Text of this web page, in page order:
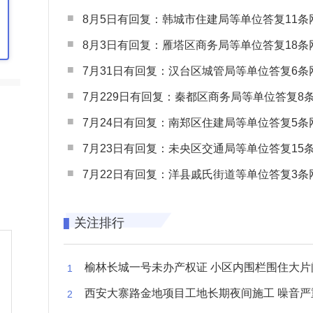
8月5日有回复：韩城市住建局等单位答复11条网民
8月3日有回复：雁塔区商务局等单位答复18条网民
7月31日有回复：汉台区城管局等单位答复6条网民
7月229日有回复：秦都区商务局等单位答复8条网民
7月24日有回复：南郑区住建局等单位答复5条网民
7月23日有回复：未央区交通局等单位答复15条网民
7月22日有回复：洋县戚氏街道等单位答复3条网民
关注排行
榆林长城一号未办产权证 小区内围栏围住大片闲置
西安大寨路金地项目工地长期夜间施工 噪音严重